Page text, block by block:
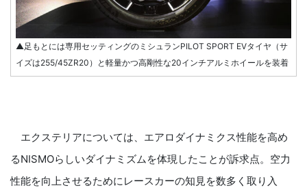
▲足もとには専用セッティングのミシュランPILOT SPORT EVタイヤ（サ
イズは255/45ZR20）と軽量かつ高剛性な20インチアルミホイールを装着
エクステリアについては、エアロダイナミクス性能を高め
るNISMOらしいダイナミズムを体現したことが訴求点。空力
性能を向上させるためにレースカーの知見を数多く取り入